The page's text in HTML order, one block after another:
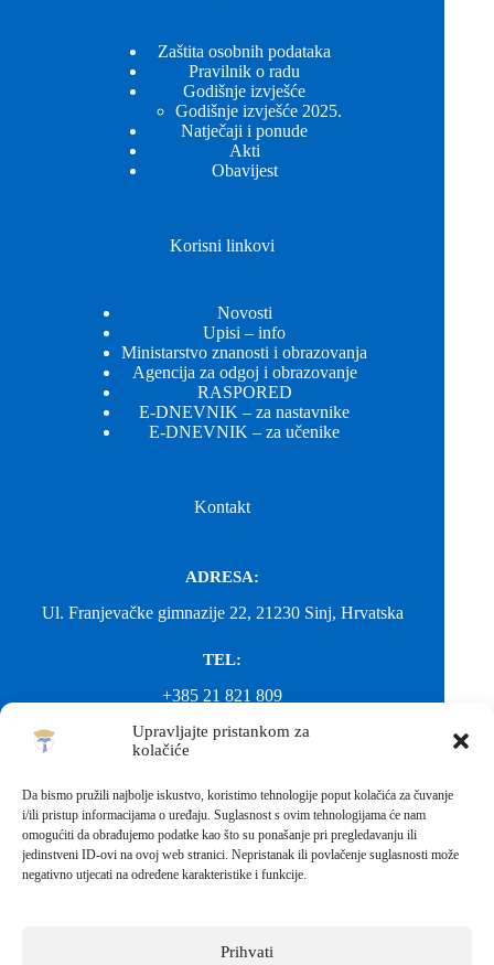
Upravljajte pristankom za
kolačiće
Da bismo pružili najbolje iskustvo, koristimo tehnologije poput kolačića za čuvanje
i/ili pristup informacijama o uređaju. Suglasnost s ovim tehnologijama će nam
omogućiti da obrađujemo podatke kao što su ponašanje pri pregledavanju ili
jedinstveni ID-ovi na ovoj web stranici. Nepristanak ili povlačenje suglasnosti može
negativno utjecati na određene karakteristike i funkcije.
Prihvati
Zaštita osobnih podataka
Pravilnik o radu
Godišnje izvješće
Godišnje izvješće 2025.
Natječaji i ponude
Akti
Obavijest
Korisni linkovi
Novosti
Upisi – info
Ministarstvo znanosti i obrazovanja
Agencija za odgoj i obrazovanje
RASPORED
E-DNEVNIK – za nastavnike
E-DNEVNIK – za učenike
Kontakt
ADRESA:
Ul. Franjevačke gimnazije 22, 21230 Sinj, Hrvatska
TEL:
+385 21 821 809
EMAIL:
EMAIL:
fkgsinj@gmail.com
Svako neovlašteno preuzimanje fotografija i sadržaja s ove web